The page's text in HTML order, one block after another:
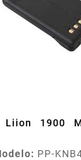
Liion 1900
PP-